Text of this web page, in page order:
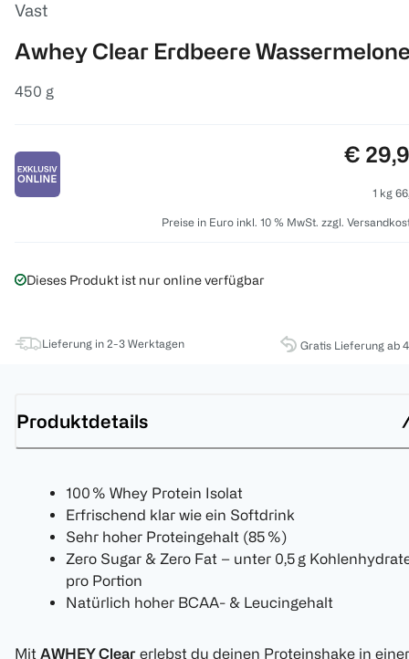
Vast
Awhey Clear Erdbeere
450 g
Preis:
€
1 kg
Preise in Euro inkl. 10 % MwSt. zzgl.
Dieses Produkt ist nur online verfügbar
Lieferung in 2-3 Werktagen Gratis Lieferung ab
Produktdetails
100 % Whey Protein Isolat
Erfrischend klar wie ein Softdrink
Sehr hoher Proteingehalt (85 %)
Zero Sugar & Zero Fat – unter 0,5 g
pro Portion
Natürlich hoher BCAA- & Leucingehalt
Mit AWHEY Clear erlebst du deinen Proteinshake in einer